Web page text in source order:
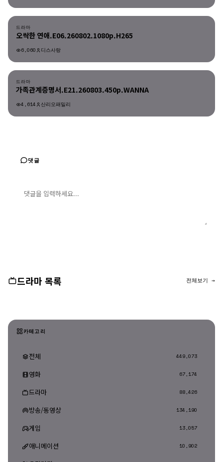
드라마
오싹한 연애.E06.260802.1080p.H265
6,060 디스사랑
드라마
가족관계증명서.E21.260803.450p.WANNA
4,614 산리오패밀리
댓글
드라마 목록 전체보기 →
카테고리
전체 449,073
영화 67,174
드라마 88,426
방송/동영상 134,190
게임 13,057
애니메이션 10,902